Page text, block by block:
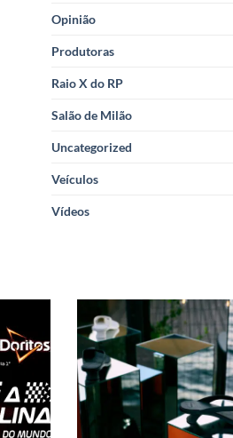
Opinião
Produtoras
Raio X do RP
Salão de Milão
Uncategorized
Veículos
Vídeos